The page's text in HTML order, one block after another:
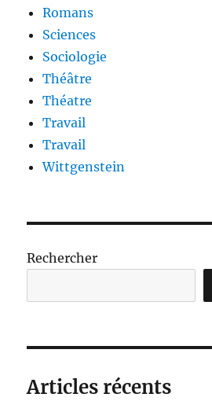
Romans
Sciences
Sociologie
Théâtre
Théatre
Travail
Travail
Wittgenstein
Rechercher
Articles récents